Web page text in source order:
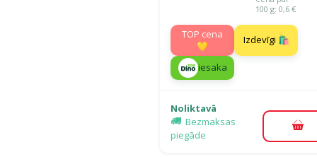
100 g: 0,6 €
TOP cena
💛
Izdevīgi 🛍️
iesaka
Noliktavā
Bezmaksas
piegāde